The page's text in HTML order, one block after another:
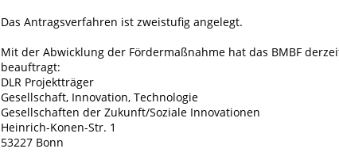
Das Antragsverfahren ist zweistufig angelegt.
Mit der Abwicklung der Fördermaßnahme hat das BMBF
beauftragt:
DLR Projektträger
Gesellschaft, Innovation, Technologie
Gesellschaften der Zukunft/Soziale Innovationen
Heinrich-Konen-Str. 1
53227 Bonn